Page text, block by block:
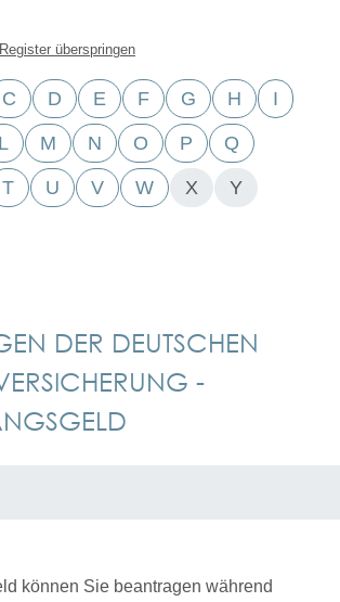
überspringen
C D E F G H I
L M N O P Q
T U V W X Y
DER DEUTSCHEN
-
können Sie beantragen während